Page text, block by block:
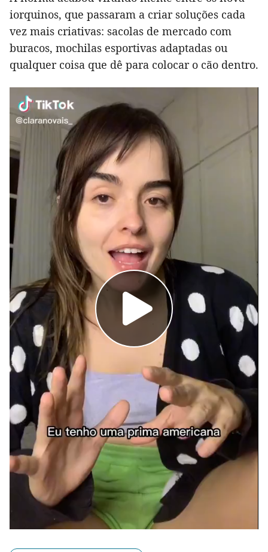
iorquinos, que passaram a criar soluções cada
vez mais criativas: sacolas de mercado com
buracos, mochilas esportivas adaptadas ou
qualquer coisa que dê para colocar o cão dentro.